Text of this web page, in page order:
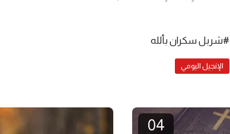
#شربل سكران بألله
الإنجيل اليومي
04